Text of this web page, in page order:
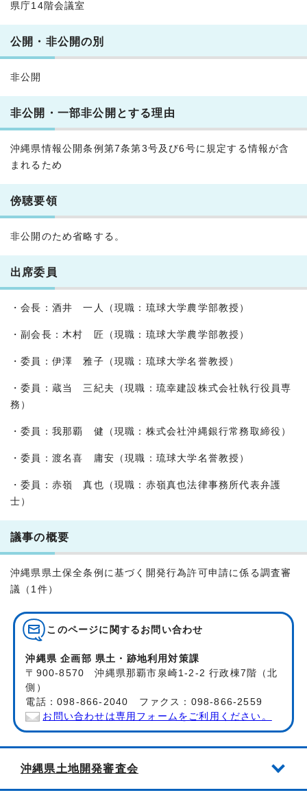
県庁14階会議室
公開・非公開の別
非公開
非公開・一部非公開とする理由
沖縄県情報公開条例第7条第3号及び6号に規定する情報が含
まれるため
傍聴要領
非公開のため省略する。
出席委員
・会長：酒井 一人（現職：琉球大学農学部教授）
・副会長：木村 匠（現職：琉球大学農学部教授）
・委員：伊澤 雅子（現職：琉球大学名誉教授）
・委員：蔵当 三紀夫（現職：琉幸建設株式会社執行役員専
務）
・委員：我那覇 健（現職：株式会社沖縄銀行常務取締役）
・委員：渡名喜 庸安（現職：琉球大学名誉教授）
・委員：赤嶺 真也（現職：赤嶺真也法律事務所代表弁護
士）
議事の概要
沖縄県県土保全条例に基づく開発行為許可申請に係る調査審
議（1件）
このページに関する お問い合わせ
沖縄県 企画部 県土・跡地利用対策課
〒900-8570 沖縄県那覇市泉崎1-2-2 行政棟7階（北
側）
電話：098-866-2040 ファクス：098-866-2559
お問い合わせは専用フォームをご利用ください。
沖縄県土地開発審査会